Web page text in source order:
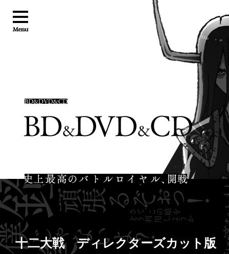
十二大戦 ディレクターズカット版